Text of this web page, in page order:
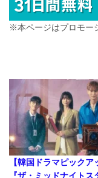
※本ページはプロモー
【韓国ドラマピックア
『ザ・ミッドナイト